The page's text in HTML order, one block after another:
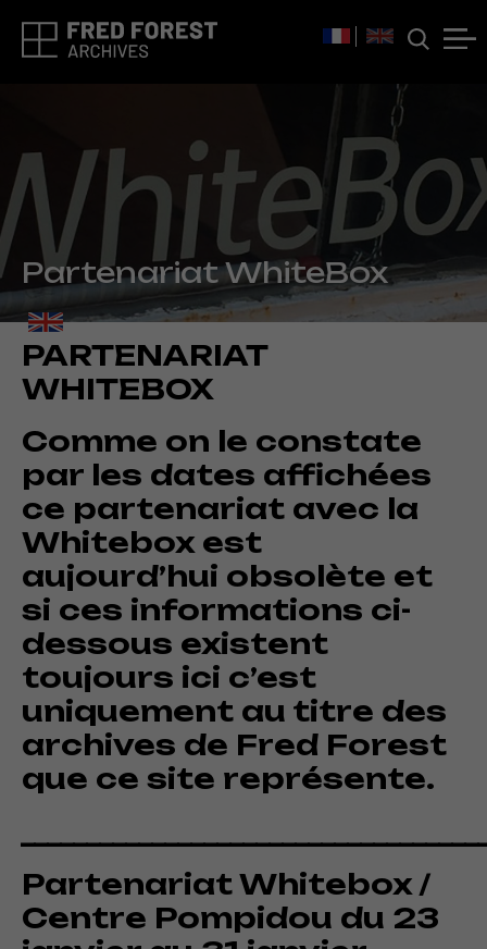
Partenariat WhiteBox
PARTENARIAT
WHITEBOX
Comme on le constate
par les dates affichées
ce partenariat avec la
Whitebox est
aujourd’hui obsolète et
si ces informations ci-
dessous existent
toujours ici c’est
uniquement au titre des
archives de Fred Forest
que ce site représente.
Partenariat Whitebox /
Centre Pompidou du 23